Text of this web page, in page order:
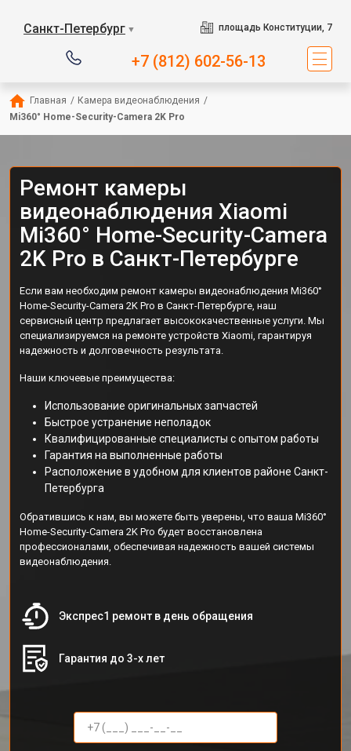
Санкт-Петербург ▼ площадь Конституции, 7
+7 (812) 602-56-13
Главная / Камера видеонаблюдения /
Mi360° Home-Security-Camera 2K Pro
Ремонт камеры
видеонаблюдения Xiaomi
Mi360° Home-Security-Camera
2K Pro в Санкт-Петербурге
Если вам необходим ремонт камеры видеонаблюдения Mi360°
Home-Security-Camera 2K Pro в Санкт-Петербурге, наш
сервисный центр предлагает высококачественные услуги. Мы
специализируемся на ремонте устройств Xiaomi, гарантируя
надежность и долговечность результата.
Наши ключевые преимущества:
Использование оригинальных запчастей
Быстрое устранение неполадок
Квалифицированные специалисты с опытом работы
Гарантия на выполненные работы
Расположение в удобном для клиентов районе Санкт-
Петербурга
Обратившись к нам, вы можете быть уверены, что ваша Mi360°
Home-Security-Camera 2K Pro будет восстановлена
профессионалами, обеспечивая надежность вашей системы
видеонаблюдения.
Экспрес1 ремонт в день обращения
Гарантия до 3-х лет